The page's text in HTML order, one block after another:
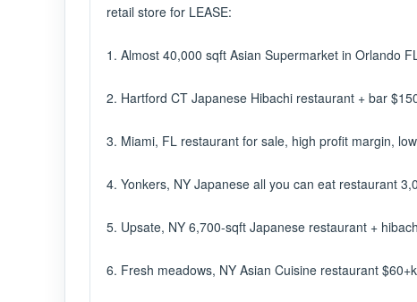
retail store for LEASE:
1. Almost 40,000 sqft Asian Supermarket in Orlando
2. Hartford CT Japanese Hibachi restaurant + bar
3. Miami, FL restaurant for sale, high profit margin,
4. Yonkers, NY Japanese all you can eat restaurant
5. Upsate, NY 6,700-sqft Japanese restaurant +
6. Fresh meadows, NY Asian Cuisine restaurant